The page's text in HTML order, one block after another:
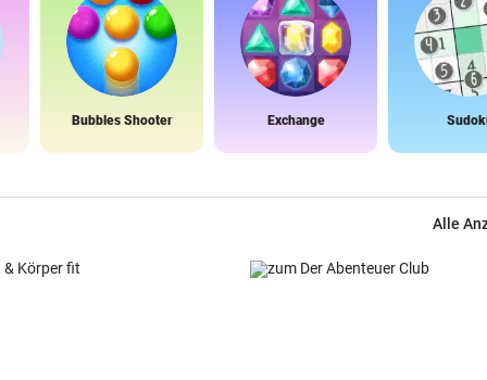
Bubbles Shooter Exchange
Alle